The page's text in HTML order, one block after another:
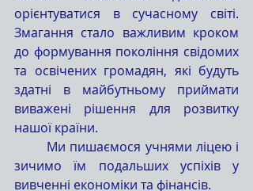
орієнтуватися в сучасному світі.
Змагання стало важливим кроком
до формування покоління свідомих
та освічених громадян, які будуть
здатні в майбутньому приймати
виважені рішення для розвитку
нашої країни.
зичимо їм подальших успіхів у
вивченні економіки та фінансів.